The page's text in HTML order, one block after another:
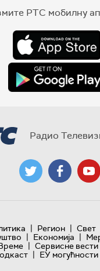
РТС мобилну
Радио
| Регион | Свет
| Економија |
| Сервисне вести
| ЕУ